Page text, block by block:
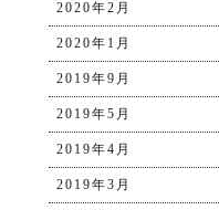
2020年2月
2020年1月
2019年9月
2019年5月
2019年4月
2019年3月